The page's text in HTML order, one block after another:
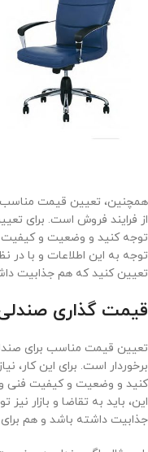
همچنین، تعیین قیمت
از فرایند فروش است. برای
توجه کنید و وضعیت و کیفیت
توجه به این اطلاعات و با در
تعیین کنید که هم جذابیت
قیمت گذاری
تعیین قیمت مناسب برای
برخوردار است. برای این کار،
کنید و وضعیت و کیفیت فنی و
این، باید به تقاضا و بازار
جذابیت داشته باشد و هم